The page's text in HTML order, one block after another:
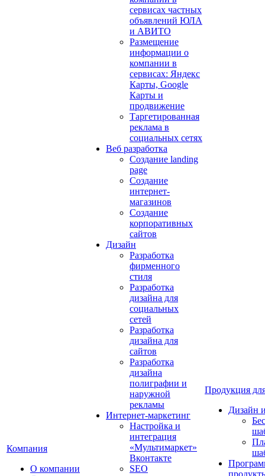
Компания
О компании
сервисах частных
объявлений ЮЛА
и АВИТО
Размещение
информации о
компании в
сервисах: Яндекс
Карты, Google
Карты и
продвижение
Таргетированная
реклама в
социальных сетях
Веб разработка
Создание landing
page
Создание
интернет-
магазинов
Создание
корпоративных
сайтов
Дизайн
Разработка
фирменного
стиля
Разработка
дизайна для
социальных
сетей
Разработка
дизайна для
сайтов
Разработка
дизайна
полиграфии и
наружной
рекламы
Интернет-маркетинг
Настройка и
интеграция
«Мультимаркет»
Вконтакте
SEO
Продукция
Дизайн